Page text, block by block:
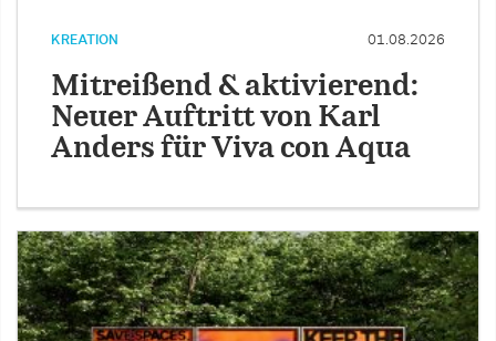
KREATION 01.08.2026
Mitreißend & aktivierend:
Neuer Auftritt von Karl
Anders für Viva con Aqua